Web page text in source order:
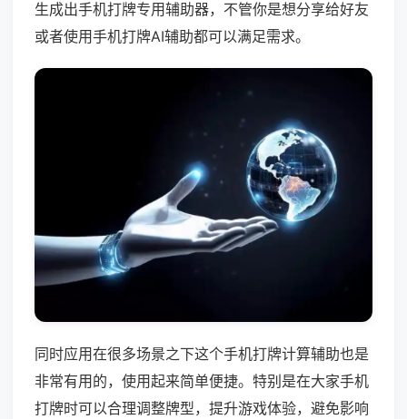
生成出手机打牌专用辅助器，不管你是想分享给好友
或者使用手机打牌AI辅助都可以满足需求。
同时应用在很多场景之下这个手机打牌计算辅助也是
非常有用的，使用起来简单便捷。特别是在大家手机
打牌时可以合理调整牌型，提升游戏体验，避免影响